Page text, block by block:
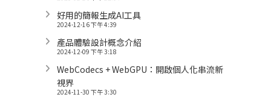
好用的簡報生成AI工具
2024-12-16 下午 4:39
產品體驗設計概念介紹
2024-12-09 下午 3:18
WebCodecs + WebGPU：開啟個人化串流新
視界
2024-11-30 下午 3:30